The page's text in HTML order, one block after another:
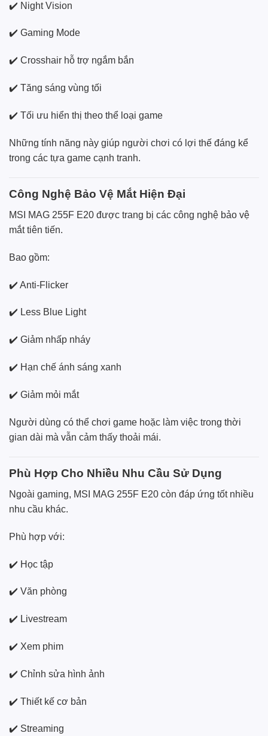
✔️ Night Vision
✔️ Gaming Mode
✔️ Crosshair hỗ trợ ngắm bắn
✔️ Tăng sáng vùng tối
✔️ Tối ưu hiển thị theo thể loại game
Những tính năng này giúp người chơi có lợi thế đáng kể
trong các tựa game cạnh tranh.
Công Nghệ Bảo Vệ Mắt Hiện Đại
MSI MAG 255F E20 được trang bị các công nghệ bảo vệ
mắt tiên tiến.
Bao gồm:
✔️ Anti-Flicker
✔️ Less Blue Light
✔️ Giảm nhấp nháy
✔️ Hạn chế ánh sáng xanh
✔️ Giảm mỏi mắt
Người dùng có thể chơi game hoặc làm việc trong thời
gian dài mà vẫn cảm thấy thoải mái.
Phù Hợp Cho Nhiều Nhu Cầu Sử Dụng
Ngoài gaming, MSI MAG 255F E20 còn đáp ứng tốt nhiều
nhu cầu khác.
Phù hợp với:
✔️ Học tập
✔️ Văn phòng
✔️ Livestream
✔️ Xem phim
✔️ Chỉnh sửa hình ảnh
✔️ Thiết kế cơ bản
✔️ Streaming